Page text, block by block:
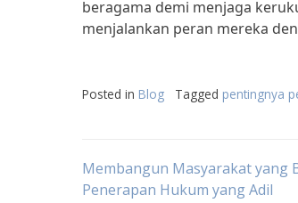
beragama demi menjaga
menjalankan peran mereka
Posted in Blog Tagged pentingnya
Post
Membangun Masyarakat yang
Penerapan Hukum yang Adil